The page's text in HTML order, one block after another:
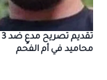
محاميد في أم الفحم